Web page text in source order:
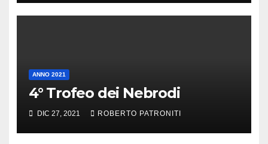
ANNO 2021
4° Trofeo dei Nebrodi
DIC 27, 2021 ROBERTO PATRONITI